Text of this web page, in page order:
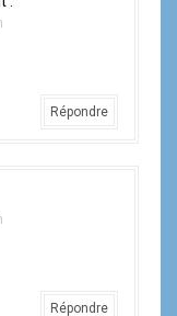
Répondre
Répondre